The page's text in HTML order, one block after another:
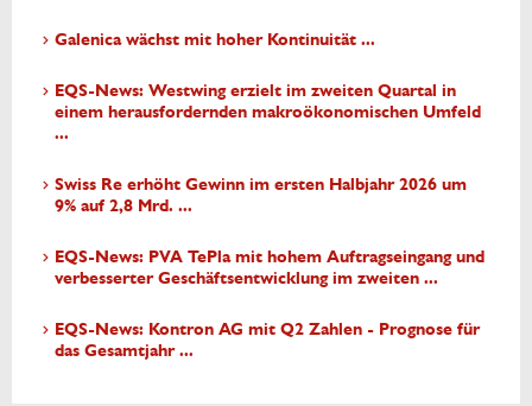
Galenica wächst mit hoher Kontinuität ...
EQS-News: Westwing erzielt im zweiten Quartal in
einem herausfordernden makroökonomischen Umfeld
...
Swiss Re erhöht Gewinn im ersten Halbjahr 2026 um
9% auf 2,8 Mrd. ...
EQS-News: PVA TePla mit hohem Auftragseingang und
verbesserter Geschäftsentwicklung im zweiten ...
EQS-News: Kontron AG mit Q2 Zahlen - Prognose für
das Gesamtjahr ...